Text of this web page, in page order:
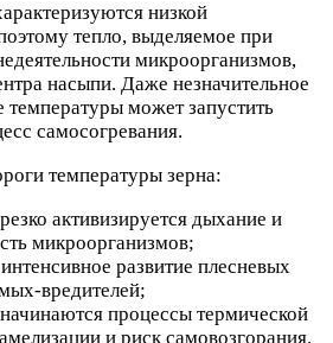
низкой
тепло, выделяемое при
микроорганизмов,
насыпи. Даже незначительное
может запустить
самосогревания.
температуры зерна:
активизируется дыхание и
микроорганизмов;
развитие плесневых
вредителей;
процессы термической
и риск самовозгорания.